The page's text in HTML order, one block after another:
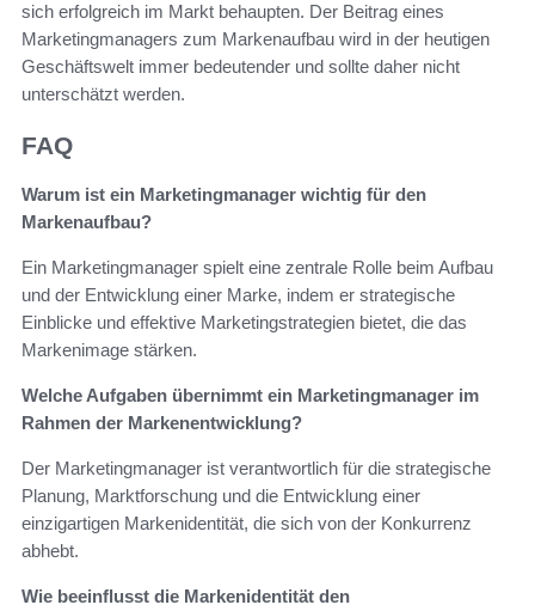
sich erfolgreich im Markt behaupten. Der Beitrag eines
Marketingmanagers zum Markenaufbau wird in der heutigen
Geschäftswelt immer bedeutender und sollte daher nicht
unterschätzt werden.
FAQ
Warum ist ein Marketingmanager wichtig für den
Markenaufbau?
Ein Marketingmanager spielt eine zentrale Rolle beim Aufbau
und der Entwicklung einer Marke, indem er strategische
Einblicke und effektive Marketingstrategien bietet, die das
Markenimage stärken.
Welche Aufgaben übernimmt ein Marketingmanager im
Rahmen der Markenentwicklung?
Der Marketingmanager ist verantwortlich für die strategische
Planung, Marktforschung und die Entwicklung einer
einzigartigen Markenidentität, die sich von der Konkurrenz
abhebt.
Wie beeinflusst die Markenidentität den